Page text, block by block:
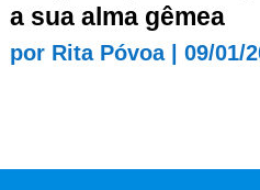
a sua alma gêmea
por Rita Póvoa| 09/01/